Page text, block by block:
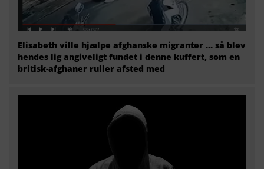
Elisabeth ville hjælpe afghanske migranter … så blev
hendes lig angiveligt fundet i denne kuffert, som en
britisk-afghaner ruller afsted med